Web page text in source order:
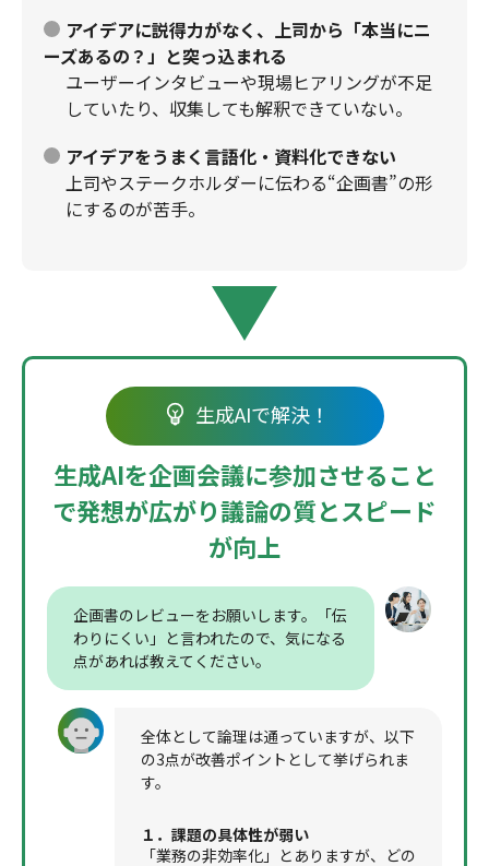
アイデアに説得力がなく、上司から「本当にニ
ーズあるの？」と突っ込まれる
ユーザーインタビューや現場ヒアリングが不足
していたり、収集しても解釈できていない。
アイデアをうまく言語化・資料化できない
上司やステークホルダーに伝わる“企画書”の形
にするのが苦手。
生成AIで解決！
生成AIを企画会議に参加させること
で発想が広がり議論の質とスピード
が向上
企画書のレビューをお願いします。「伝
わりにくい」と言われたので、気になる
点があれば教えてください。
全体として論理は通っていますが、以下
の3点が改善ポイントとして挙げられま
す。
１．課題の具体性が弱い
「業務の非効率化」とありますが、どの